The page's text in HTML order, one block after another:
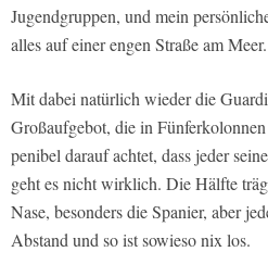
Jugendgruppen, und mein
alles auf einer engen Straße am Meer.
Mit dabei natürlich wieder die
Großaufgebot, die in
penibel darauf achtet, dass jeder
geht es nicht wirklich. Die Hälfte
Nase, besonders die Spanier, aber
Abstand und so ist sowieso nix los.